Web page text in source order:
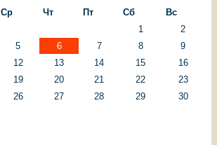
Ср Чт Пт Сб
Вс
1
2
5 6 7 8
9
12 13 14 15
16
19 20 21 22
23
26 27 28 29
30